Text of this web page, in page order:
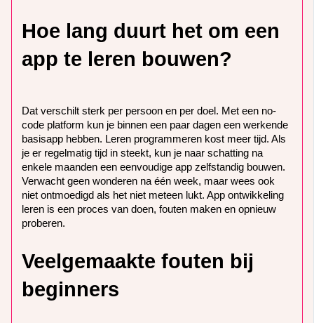
Hoe lang duurt het om een
app te leren bouwen?
Dat verschilt sterk per persoon en per doel. Met een no-
code platform kun je binnen een paar dagen een werkende
basisapp hebben. Leren programmeren kost meer tijd. Als
je er regelmatig tijd in steekt, kun je naar schatting na
enkele maanden een eenvoudige app zelfstandig bouwen.
Verwacht geen wonderen na één week, maar wees ook
niet ontmoedigd als het niet meteen lukt. App ontwikkeling
leren is een proces van doen, fouten maken en opnieuw
proberen.
Veelgemaakte fouten bij
beginners